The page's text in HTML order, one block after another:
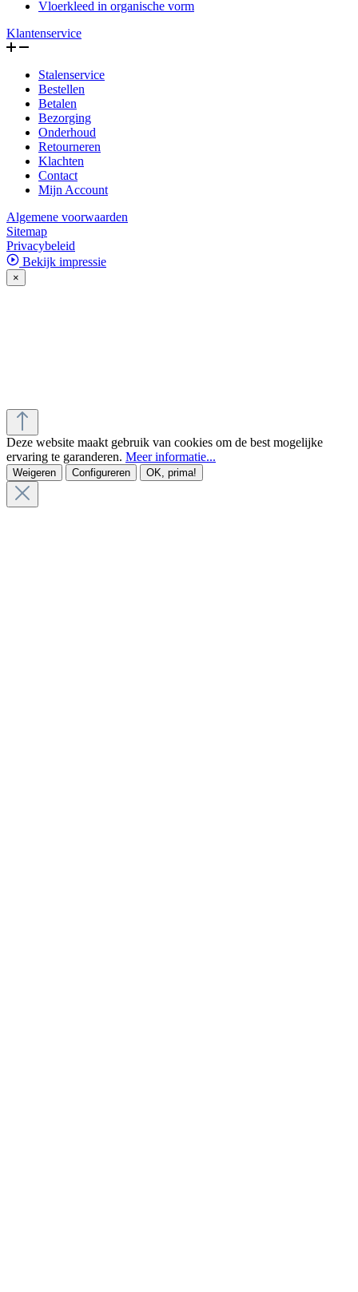
Vloerkleed in organische vorm
Klantenservice
Stalenservice
Bestellen
Betalen
Bezorging
Onderhoud
Retourneren
Klachten
Contact
Mijn Account
Algemene voorwaarden
Sitemap
Privacybeleid
Bekijk impressie
×
Deze website maakt gebruik van cookies om de best mogelijke
ervaring te garanderen. Meer informatie...
Weigeren Configureren OK, prima!